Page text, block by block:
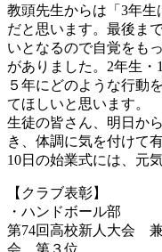
教頭先生からは「3年
だと思います。最後ま
いとなるので自覚をも
がありました。2年生
５年にどのような行動
てほしいと思います。
生徒の皆さん、明日か
き、体調に気を付けて
10日の始業式には、元
【クラブ表彰】
・ハンドボール部
第74回高校新人大会
会 第３位